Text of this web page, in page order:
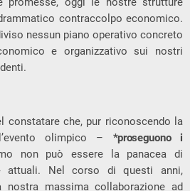
contraccolpo economico.
nessun piano operativo concreto
e organizzativo sui nostri
constatare che, pur riconoscendo la
olimpico – *proseguono i
non può essere la panacea di
attuali. Nel corso di questi anni,
massima collaborazione ad